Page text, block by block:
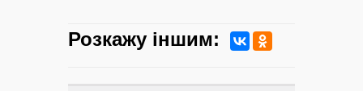
Розкажу iншим: